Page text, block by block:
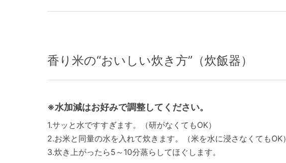
香り米の“おいしい炊き方”（炊飯器）
※水加減はお好みで調整してください。
1.サッと水ですすぎます。（研がなくてもOK）
2.お米と同量の水を入れて炊きます。（米を水に浸さなくてもOK）
3.炊き上がったら5～10分蒸らしてほぐします。